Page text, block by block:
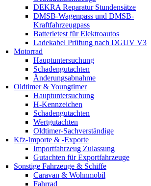
DEKRA Reparatur Stundensätze
DMSB-Wagenpass und DMSB-
Kraftfahrzeugpass
Batterietest für Elektroautos
Ladekabel Prüfung nach DGUV V3
Motorrad
Hauptuntersuchung
Schadengutachten
Änderungsabnahme
Oldtimer & Youngtimer
Hauptuntersuchung
H-Kennzeichen
Schadengutachten
Wertgutachten
Oldtimer-Sachverständige
Kfz-Importe & -Exporte
Importfahrzeug Zulassung
Gutachten für Exportfahrzeuge
Sonstige Fahrzeuge & Schiffe
Caravan & Wohnmobil
Fahrrad